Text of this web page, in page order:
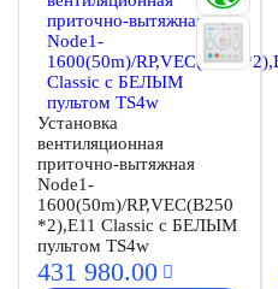
Установка
вентиляционная
приточно-вытяжная
Node1-
1600(50m)/RP,VEC(B250
*2),E11 Classic с БЕЛЫМ
пультом TS4w
431 980.00